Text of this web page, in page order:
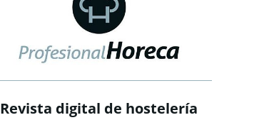
Revista digital de hostelería